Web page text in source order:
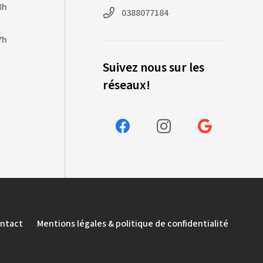
0388077184
Suivez nous sur les
réseaux!
Mentions légales & politique de confidentialité